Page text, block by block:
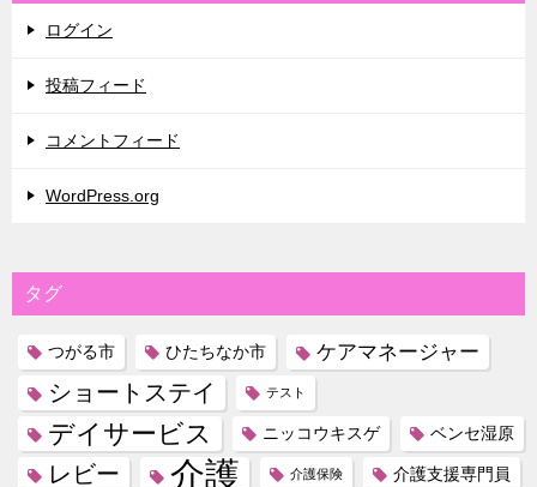
ログイン
投稿フィード
コメントフィード
WordPress.org
タグ
つがる市 ひたちなか市 ケアマネージャー
ショートステイ テスト
デイサービス ニッコウキスゲ ベンセ湿原
レビー 介護 介護保険 介護支援専門員